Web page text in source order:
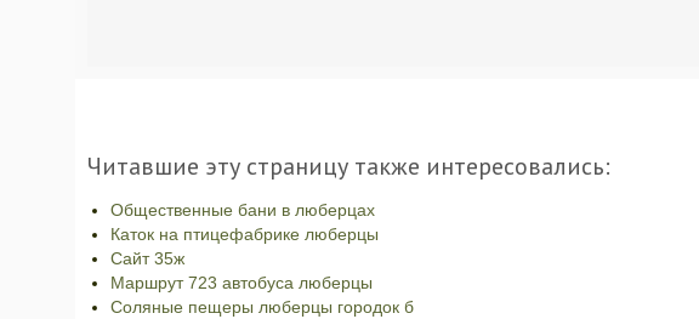
Читавшие эту страницу также интересовались:
Общественные бани в люберцах
Каток на птицефабрике люберцы
Сайт 35ж
Маршрут 723 автобуса люберцы
Соляные пещеры люберцы городок б